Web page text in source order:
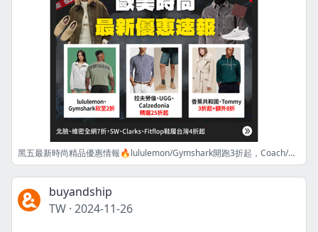
黑五最新時尚精品優惠情報🔥lululemon/Gymshark開跑3折起，Coach/MK額外75折，REI四折起搶始祖鳥/昂跑😍
buyandship
TW · 2024-11-26